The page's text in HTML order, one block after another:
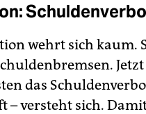
wehrt sich
das
– versteht sich.